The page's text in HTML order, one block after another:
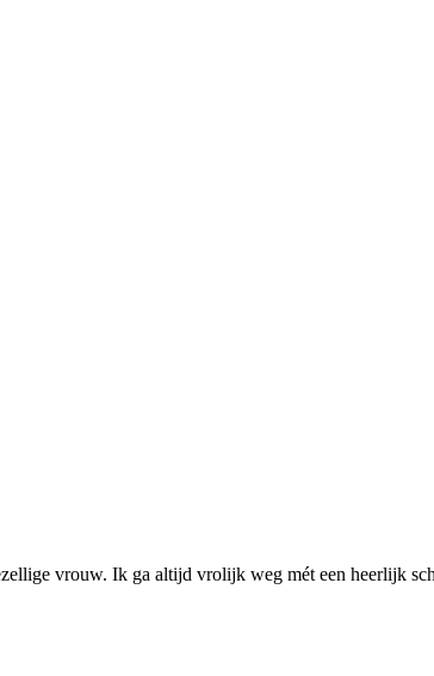
vrouw. Ik ga altijd vrolijk weg mét een heerlijk